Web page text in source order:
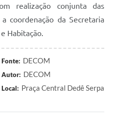
realização conjunta das
coordenação da Secretaria
Habitação.
Fonte: DECOM
Autor: DECOM
Local: Praça Central Dedê Serpa